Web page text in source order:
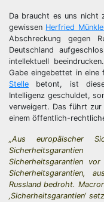
Da braucht es uns nicht
gewissen Herfried
Abschreckung gegen
Deutschland
intellektuell
Gabe eingebettet in eine
Stelle betont, ist
Intelligenz geschuldet,
verweigert. Das führt zur
einem öffentlich-
„Aus europäischer
Sicherheitsgarantien
Sicherheitsgarantien,
Russland bedroht.
‚Sicherheitsgarantien‘